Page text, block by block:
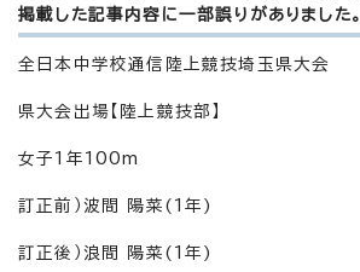
掲載した記事内容に一部誤りがありました。
全日本中学校通信陸上競技埼玉県大会
県大会出場【陸上競技部】
女子1年100m
訂正前）波間 陽菜(1年)
訂正後）浪間 陽菜(1年)